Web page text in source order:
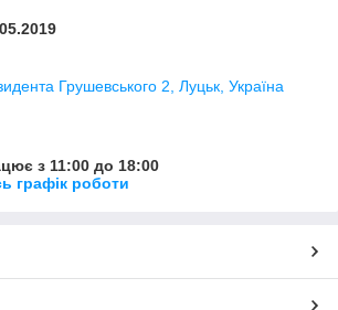
Грушевського 2, Луцьк, Україна
з 11:00 до 18:00
графік роботи